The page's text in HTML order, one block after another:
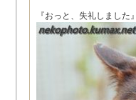
『おっと、失礼しました』